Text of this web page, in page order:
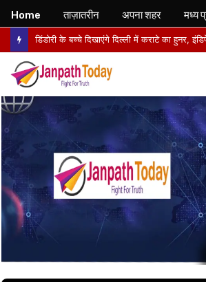
Home ताज़ातरीन अपना शहर मध्य